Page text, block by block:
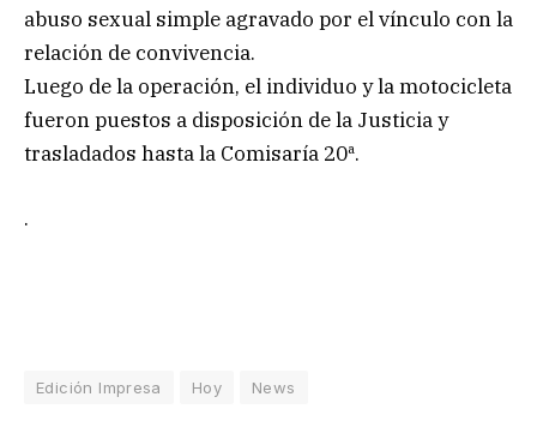
abuso sexual simple agravado por el vínculo con la
relación de convivencia.
Luego de la operación, el individuo y la motocicleta
fueron puestos a disposición de la Justicia y
trasladados hasta la Comisaría 20ª.
.
Edición Impresa Hoy News